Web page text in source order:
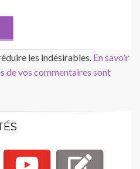
les indésirables. En savoir
de vos commentaires sont